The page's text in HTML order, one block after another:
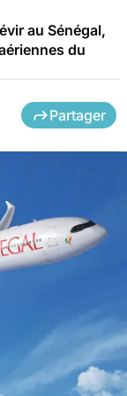
au Sénégal,
du
Partager